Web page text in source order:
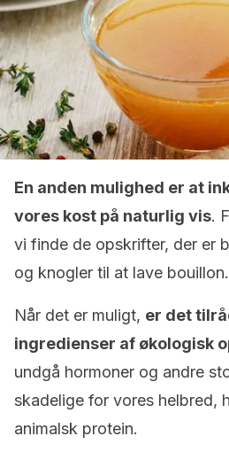
En anden mulighed er at
vores kost på naturlig vis.
vi finde de opskrifter, der er
og knogler til at lave bouillon.
Når det er muligt, er det
ingredienser af økologisk
undgå hormoner og andre
skadelige for vores helbred,
animalsk protein.